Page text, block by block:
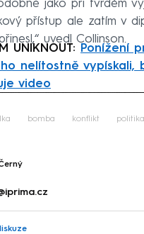
jako při tvrdém
přístup ale zatím v
uvedl Collinson.
UNIKNOUT:
Ponížení
nelítostně vypískali,
video
bomba konflikt politika